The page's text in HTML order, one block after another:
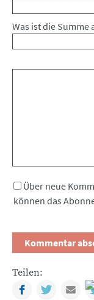
Was ist die Summe
Über neue
können das
Teilen:
FacebookTwitter